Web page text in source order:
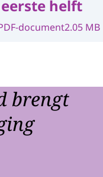
eerste helft
document2.05 MB
brengt